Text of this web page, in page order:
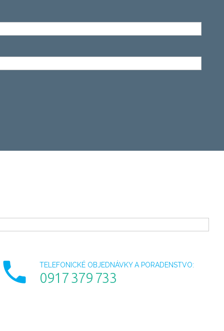
TELEFONICKÉ OBJEDNÁVKY A PORADENSTVO:
0917 379 733